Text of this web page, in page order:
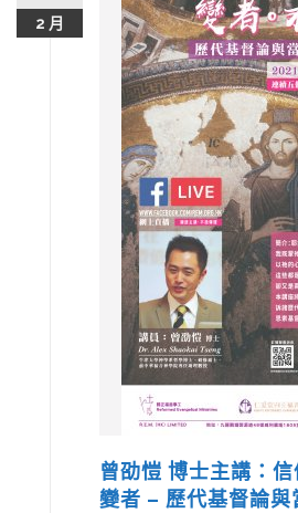
2 月
曾劭愷 博士主講：
變者 – 歷代基督論與